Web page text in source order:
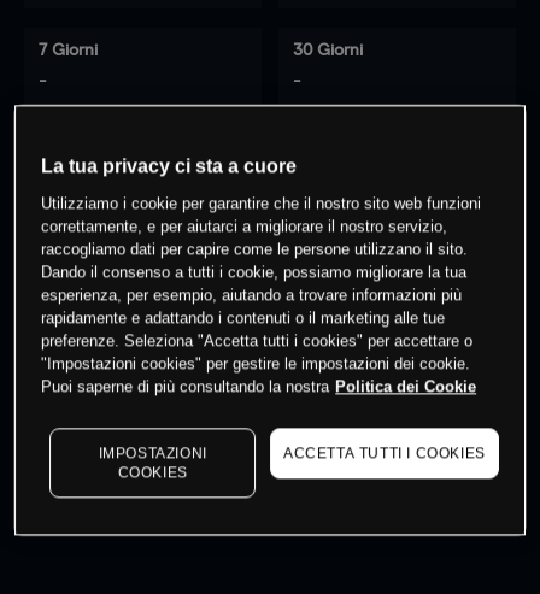
7 Giorni
-
30 Giorni
-
% dei clienti hanno posizioni
questo prodotto
Fai trading
I prezzi sono solo indicativi. Accediper vedere gli ultimi
dati di mercato
to see latest market data
La tua privacy ci sta a cuore
Utilizziamo i cookie per garantire che il nostro sito web funzioni
correttamente, e per aiutarci a migliorare il nostro servizio,
raccogliamo dati per capire come le persone utilizzano il sito.
Dando il consenso a tutti i cookie, possiamo migliorare la tua
esperienza, per esempio, aiutando a trovare informazioni più
rapidamente e adattando i contenuti o il marketing alle tue
preferenze. Seleziona "Accetta tutti i cookies" per accettare o
"Impostazioni cookies" per gestire le impostazioni dei cookie.
Puoi saperne di più consultando la nostra Politica dei Cookie
IMPOSTAZIONI
COOKIES
ACCETTA TUTTI I COOKIES